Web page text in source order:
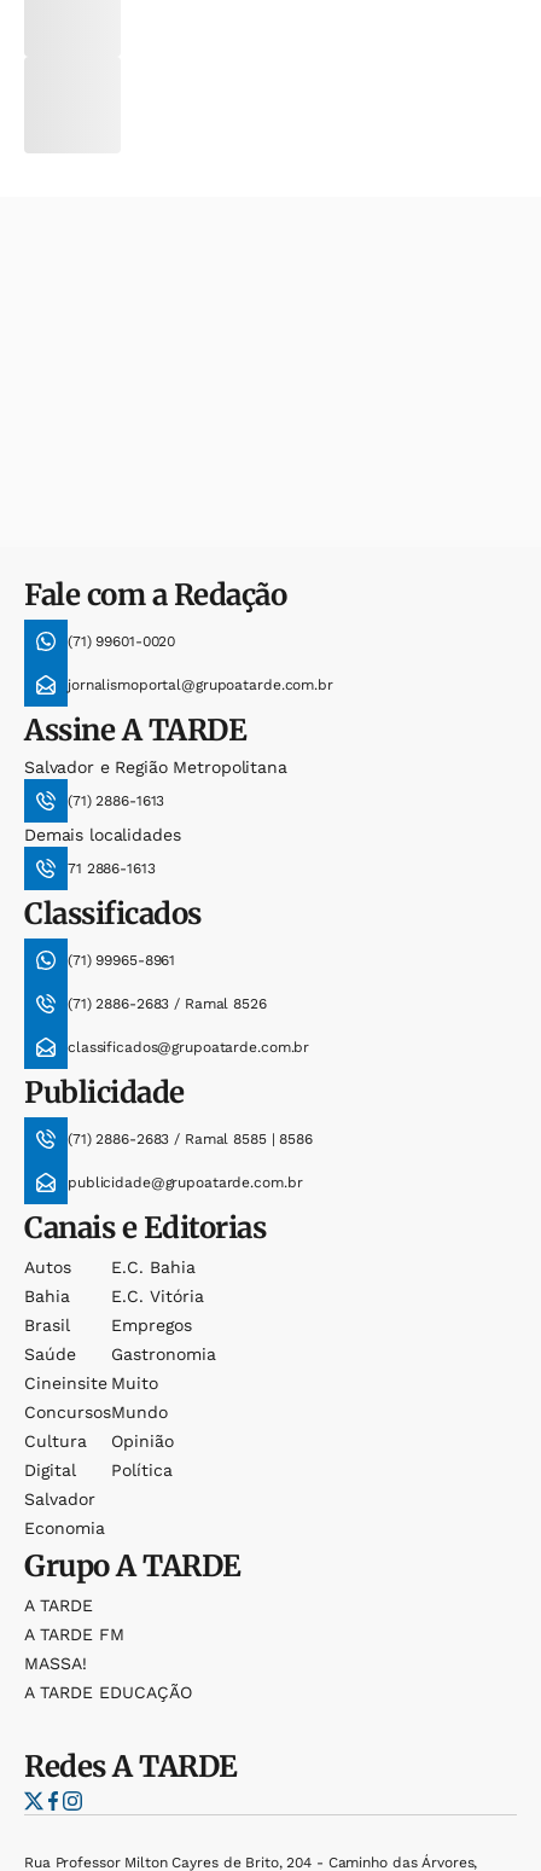
Fale com a Redação
(71) 99601-0020
jornalismoportal@grupoatarde.com.br
AssineA TARDE
Salvador e Região Metropolitana
(71) 2886-1613
Demais localidades
71 2886-1613
Classificados
(71) 99965-8961
(71) 2886-2683 / Ramal 8526
classificados@grupoatarde.com.br
Publicidade
(71) 2886-2683 / Ramal 8585 | 8586
publicidade@grupoatarde.com.br
Canais e Editorias
Autos
Bahia
Brasil
Saúde
Cineinsite
Concursos
Cultura
Digital
Salvador
Economia
E.c. Bahia
E.c. Vitória
Empregos
Gastronomia
Muito
Mundo
Opinião
Política
GrupoA TARDE
A TARDE
A TARDE FM
MASSA!
A TARDE EDUCAÇÃO
RedesA TARDE
Rua Professor Milton Cayres de Brito, 204 - Caminho das Árvores,